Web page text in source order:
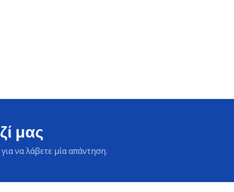
μας
να λάβετε μία απάντηση.